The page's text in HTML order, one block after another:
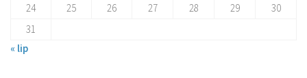
24
25 26 27 28 29
30
31
« lip